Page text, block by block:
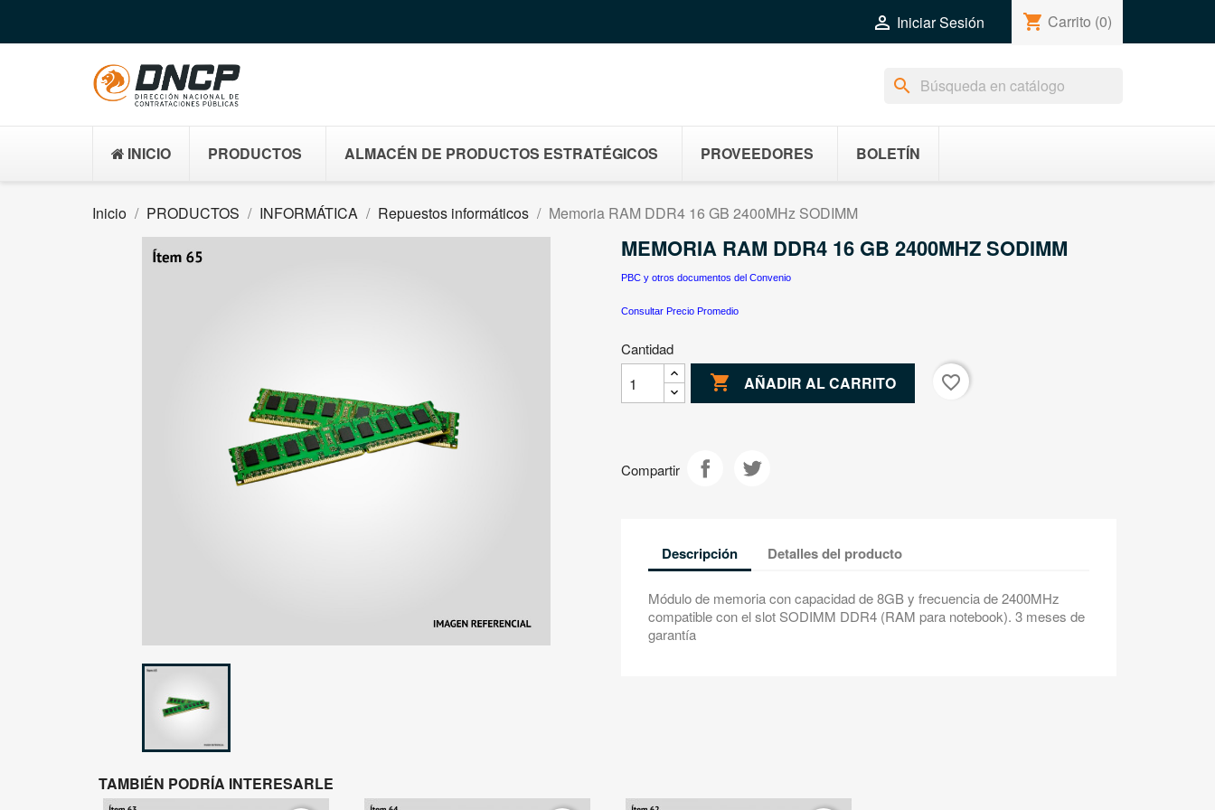
 Iniciar Sesión shopping_cart Carrito (0)
search
INICIO PRODUCTOS ALMACÉN DE PRODUCTOS ESTRATÉGICOS PROVEEDORES BOLETÍN
Inicio PRODUCTOS INFORMÁTICA Repuestos informáticos Memoria RAM DDR4 16 GB 2400MHz SODIMM
MEMORIA RAM DDR4 16 GB 2400MHZ SODIMM
PBC y otros documentos del Convenio
Consultar Precio Promedio
Cantidad
 AÑADIR AL CARRITO favorite_border
Compartir
Descripción Detalles del producto
Módulo de memoria con capacidad de 8GB y frecuencia de 2400MHz
compatible con el slot SODIMM DDR4 (RAM para notebook). 3 meses de
garantía
TAMBIÉN PODRÍA INTERESARLE